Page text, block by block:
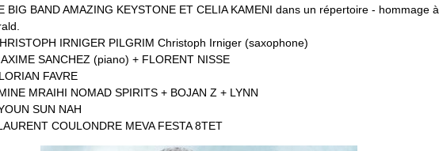
BIG BAND AMAZING KEYSTONE ET CELIA KAMENI dans un répertoire - hommage à
IRNIGER PILGRIM Christoph Irniger (saxophone)
SANCHEZ (piano) + FLORENT NISSE
FAVRE
MRAIHI NOMAD SPIRITS + BOJAN Z + LYNN
SUN NAH
COULONDRE MEVA FESTA 8TET